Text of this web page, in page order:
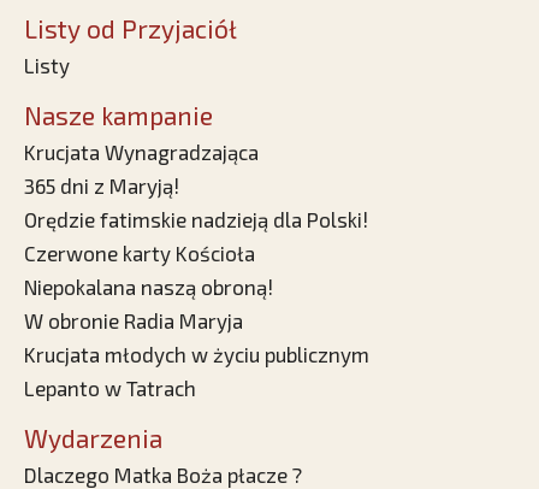
Listy od Przyjaciół
Listy
Nasze kampanie
Krucjata Wynagradzająca
365 dni z Maryją!
Orędzie fatimskie nadzieją dla Polski!
Czerwone karty Kościoła
Niepokalana naszą obroną!
W obronie Radia Maryja
Krucjata młodych w życiu publicznym
Lepanto w Tatrach
Wydarzenia
Dlaczego Matka Boża płacze ?